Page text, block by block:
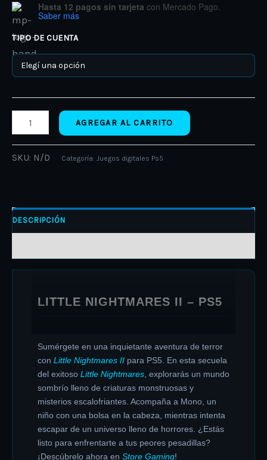
Hasta 12 pagos sin tarjeta con Mercado Pago.
Saber más
TIPO DE CUENTA
AGREGAR AL CARRITO
SKU: N/D Categoría: Juegos digitales Ps5
DESCRIPCIÓN
LITTLE NIGHTMARES II – PS5
Sumérgete en una inquietante aventura de terror
con Little Nightmares II para PS5. En esta secuela
del exitoso Little Nightmares, explorarás un mundo
sombrío lleno de criaturas monstruosas y
misterios escalofriantes. Acompaña a Mono, un
niño con una bolsa en la cabeza, mientras intenta
escapar de un universo lleno de horrores. ¿Estás
listo para enfrentarte a tus peores pesadillas?
¡Descúbrelo ahora en Store Gaming!